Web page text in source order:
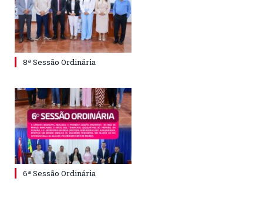
8ª Sessão Ordinária
6ª Sessão Ordinária